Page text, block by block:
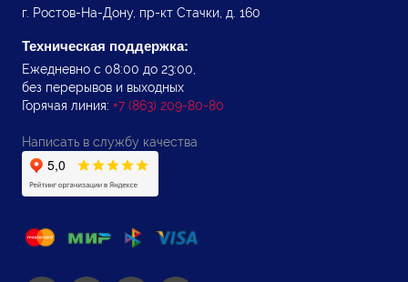
г. Ростов-На-Дону, пр-кт Стачки, д. 160
Техническая поддержка:
Ежедневно с 08:00 до 23:00,
без перерывов и выходных
Горячая линия: +7 (863) 209-80-80
Написать в службу качества